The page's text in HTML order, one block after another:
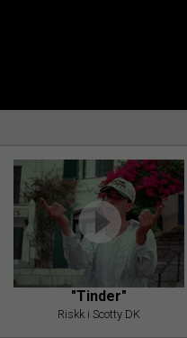
"Tinder"
Riskk i Scotty DK